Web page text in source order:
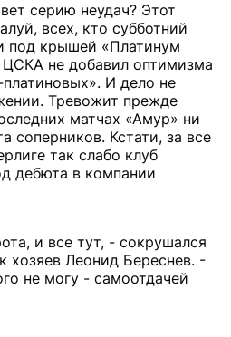
серию неудач? Этот
всех, кто субботний
под крышей «Платинум
не добавил оптимизма
И дело не
Тревожит прежде
матчах «Амур» ни
соперников. Кстати, за все
так слабо клуб
дебюта в компании
и все тут, - сокрушался
хозяев Леонид Береснев. -
не могу - самоотдачей